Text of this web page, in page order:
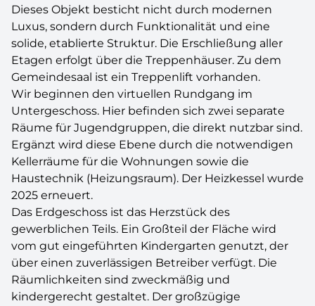
Dieses Objekt besticht nicht durch modernen
Luxus, sondern durch Funktionalität und eine
solide, etablierte Struktur. Die Erschließung aller
Etagen erfolgt über die Treppenhäuser. Zu dem
Gemeindesaal ist ein Treppenlift vorhanden.
Wir beginnen den virtuellen Rundgang im
Untergeschoss. Hier befinden sich zwei separate
Räume für Jugendgruppen, die direkt nutzbar sind.
Ergänzt wird diese Ebene durch die notwendigen
Kellerräume für die Wohnungen sowie die
Haustechnik (Heizungsraum). Der Heizkessel wurde
2025 erneuert.
Das Erdgeschoss ist das Herzstück des
gewerblichen Teils. Ein Großteil der Fläche wird
vom gut eingeführten Kindergarten genutzt, der
über einen zuverlässigen Betreiber verfügt. Die
Räumlichkeiten sind zweckmäßig und
kindergerecht gestaltet. Der großzügige